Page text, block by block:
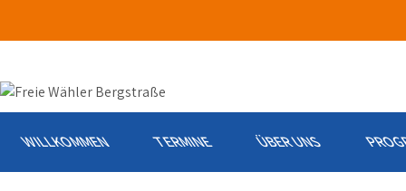
WILLKOMMEN TERMINE ÜBER UNS